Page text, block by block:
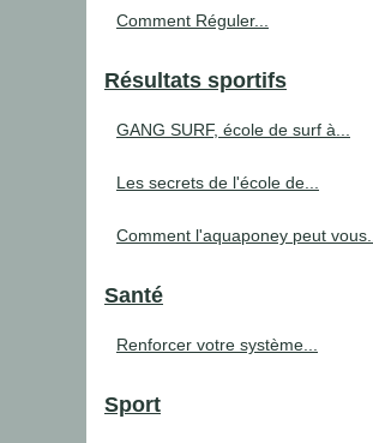
Comment Réguler...
Résultats sportifs
GANG SURF, école de surf à...
Les secrets de l'école de...
Comment l'aquaponey peut vous...
Santé
Renforcer votre système...
Sport